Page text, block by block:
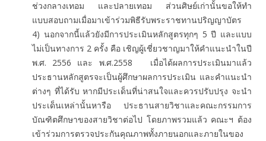
ช่วงกลางเทอม และปลายเทอม ส่วนศิษย์เก่านั้นขอให้ทำ
แบบสอบถามเมื่อมาเข้าร่วมพิธีรับพระราชทานปริญญาบัตร
4) นอกจากนี้แล้วยังมีการประเมินหลักสูตรทุกๆ 5 ปี และแบบ
ไม่เป็นทางการ 2 ครั้ง คือ เชิญผู้เชี่ยวชาญมาให้คำแนะนำในปี
พ.ศ. 2556 และ พ.ศ.2558 เมื่อได้ผลการประเมินมาแล้ว
ประธานหลักสูตรจะเป็นผู้ศึกษาผลการประเมิน และคำแนะนำ
ต่างๆ ที่ได้รับ หากมีประเด็นที่น่าสนใจและควรปรับปรุง จะนำ
ประเด็นเหล่านั้นหารือ ประธานสายวิชาและคณะกรรมการ
บัณฑิตศึกษาของสายวิชาต่อไป โดยภาพรวมแล้ว คณะฯ ต้อง
เข้าร่วมการตรวจประกันคุณภาพทั้งภายนอกและภายในของ